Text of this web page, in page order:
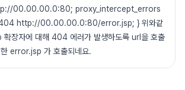
00.00.00.0:80; proxy_intercept_errors
http://00.00.00.0:80/error.jsp; } 위와같
확장자에 대해 404 에러가 발생하도록 url을 호출
error.jsp 가 호출되네요.